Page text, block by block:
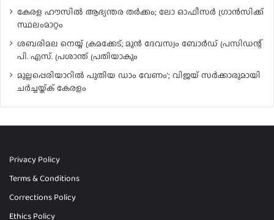
കേരള ഹൗസിൽ ആഭ്യന്തര തർക്കം; ലോ ഓഫീസർ ഗ്രാൻസിക്ക്
സ്ഥലംമാറ്റം
ശബരിമല നെയ്യ് ക്രമക്കേട്; മുൻ ദേവസ്വം ബോർഡ് പ്രസിഡന്റ്
പി. എസ്. പ്രശാന്ത് പ്രതിയാകും
മുല്ലപ്പെരിയാറിൽ പുതിയ ഡാം വേണം’; വിജയ് സർക്കാരുമായി
ചർച്ചയ്ക്ക് കേരളം
Privacy Policy
Terms & Conditions
Corrections Policy
Ethics Policy